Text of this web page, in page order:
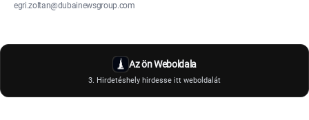
egri.zoltan@dubainewsgroup.com
Az ön Weboldala
3. Hirdetéshely hirdesse itt weboldalát